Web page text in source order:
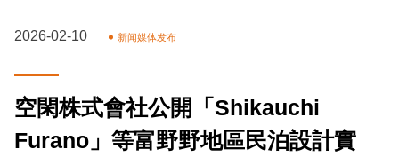
2026-02-10 新闻媒体发布
空閑株式會社公開「Shikauchi
Furano」等富野野地區民泊設計實